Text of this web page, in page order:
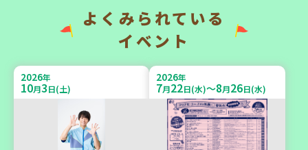
ボランティア
10月6日(火) 9月6日(日)
よくみられている
イベント
2026年
10月3日(土)
2026年
7月22日(水)～8月26日(水)